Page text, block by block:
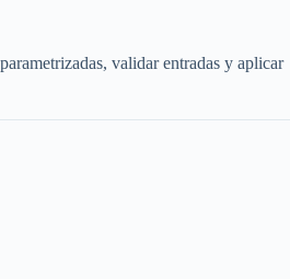
validar entradas y aplicar